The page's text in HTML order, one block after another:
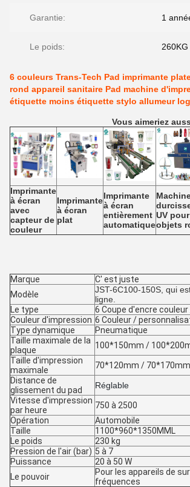
Garantie: 1
Le poids: 260KG
6 couleurs Trans-Tech Pad imprimante
rond appareil sanitaire Pad machine
étiquette moins étiquette stylo allumeur
Vous aimeriez
Imprimante
à écran
avec
capteur de
couleur
Imprimante
à écran
plat
Imprimante
à écran
entièrement
automatique
UV pour
objets
Marque
C' est juste
Modèle
JST-6C100-150S, qui
ligne.
Le type
6 Coupe d'encre
Couleur d'impression 6 Couleur /
Type dynamique
Pneumatique
Taille maximale de la
plaque
100*150mm /
Taille d'impression
maximale
70*120mm /
Distance de
glissement du pad
Réglable
Vitesse d'impression
par heure
750 à 2500
Opération
Automobile
Taille
1100*960*1350MML
Le poids
230 kg
Pression de l'air (bar) 5 à 7
Puissance
20 à 50 W
Le pouvoir
Pour les appareils de
fréquences